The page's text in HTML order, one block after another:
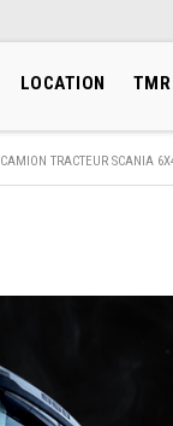
LOCATION
CAMION TRACTEUR SCANIA